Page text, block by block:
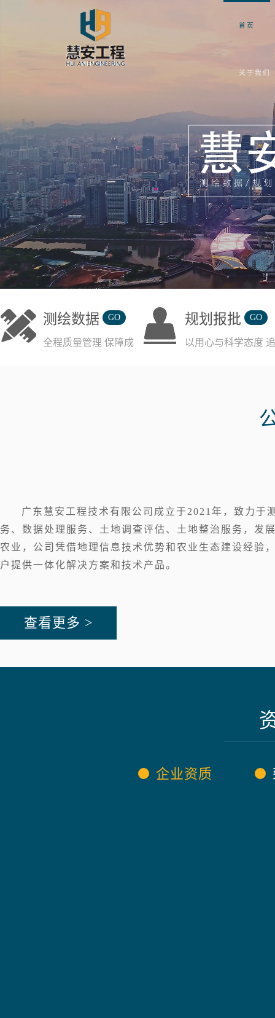
首页
关于我们
测绘数据 GO
全程质量管理 保障成
规划报批 GO
以用心与科学态度
广东慧安工程技术有限公司成立于2021年，致力于
务、数据处理服务、土地调查评估、土地整治服务，发
农业，公司凭借地理信息技术优势和农业生态建设经验
户提供一体化解决方案和技术产品。
查看更多 >
企业资质